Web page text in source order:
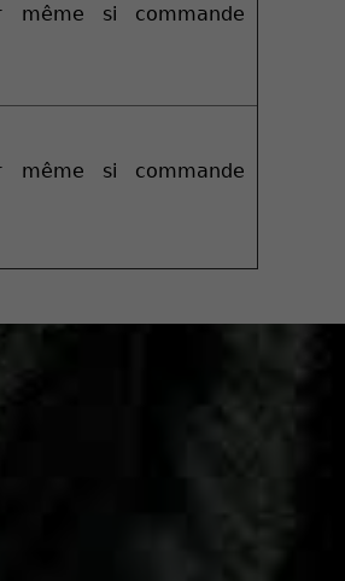
même si commande
même si commande